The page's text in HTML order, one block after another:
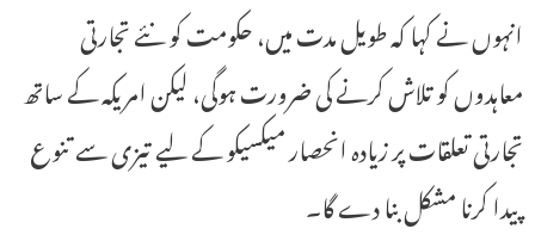
انہوں نے کہا کہ طویل مدت میں، حکومت کو نئے تجارتی
معاہدوں کو تلاش کرنے کی ضرورت ہوگی، لیکن امریکہ کے ساتھ
تجارتی تعلقات پر زیادہ انحصار میکسیکو کے لیے تیزی سے تنوع
پیدا کرنا مشکل بنا دے گا۔